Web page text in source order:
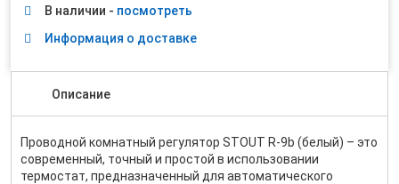
В наличии - посмотреть
Информация о доставке
Описание
Проводной комнатный регулятор STOUT R-9b (белый) – это
современный, точный и простой в использовании
термостат, предназначенный для автоматического